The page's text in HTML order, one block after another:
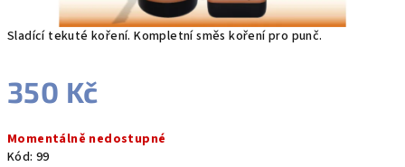
Sladící tekuté koření. Kompletní směs koření pro punč.
350 Kč
cena:
Momentálně nedostupné
Kód: 99